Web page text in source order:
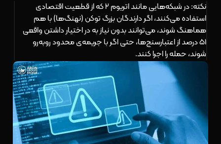
نکته: در شبکه‌هایی مانند اتریوم ۲ که از قطعیت اقتصادی
استفاده می‌کنند، اگر دارندگان بزرگ توکن (نهنگ‌ها) با هم
هماهنگ شوند، می‌توانند بدون نیاز به در اختیار داشتن واقعی
۵۱ درصد از اعتبارسنج‌ها، حتی اگر با جریمه‌ی محدود روبه‌رو
شوند، حمله را اجرا کنند.